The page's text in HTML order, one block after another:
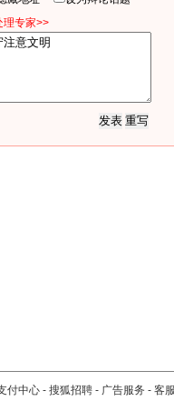
理专家>>
付中心 - 搜狐招聘 - 广告服务 - 客